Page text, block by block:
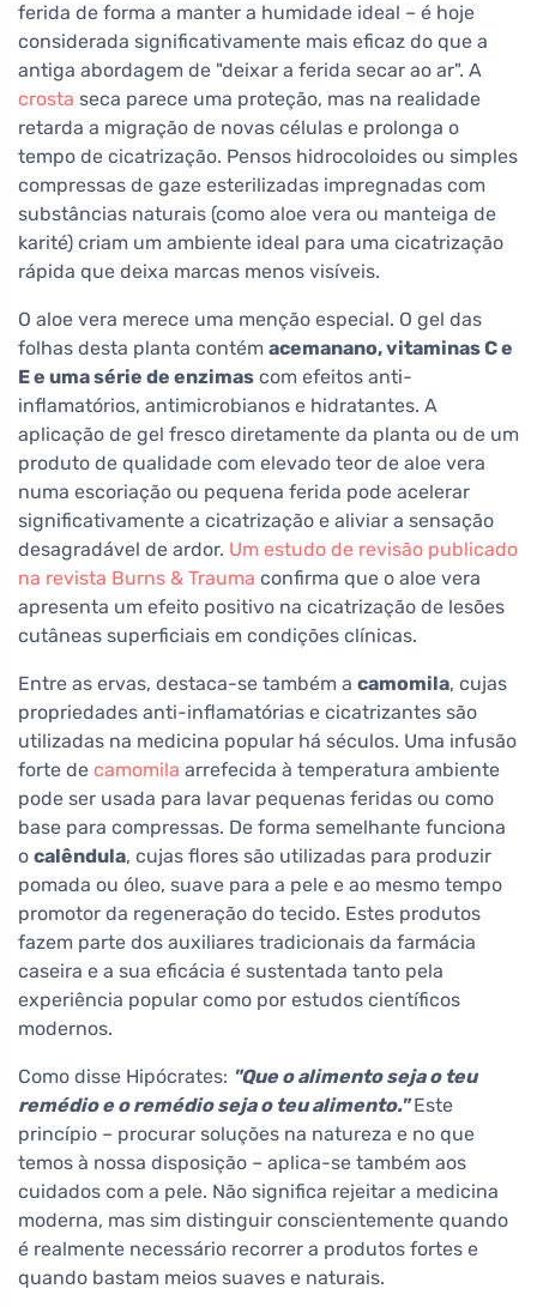
ferida de forma a manter a humidade ideal – é hoje
considerada significativamente mais eficaz do que a
antiga abordagem de "deixar a ferida secar ao ar". A
crosta seca parece uma proteção, mas na realidade
retarda a migração de novas células e prolonga o
tempo de cicatrização. Pensos hidrocoloides ou simples
compressas de gaze esterilizadas impregnadas com
substâncias naturais (como aloe vera ou manteiga de
karité) criam um ambiente ideal para uma cicatrização
rápida que deixa marcas menos visíveis.
O aloe vera merece uma menção especial. O gel das
folhas desta planta contém acemanano, vitaminas C e
E e uma série de enzimas com efeitos anti-
inflamatórios, antimicrobianos e hidratantes. A
aplicação de gel fresco diretamente da planta ou de um
produto de qualidade com elevado teor de aloe vera
numa escoriação ou pequena ferida pode acelerar
significativamente a cicatrização e aliviar a sensação
desagradável de ardor. Um estudo de revisão publicado
na revista Burns & Trauma confirma que o aloe vera
apresenta um efeito positivo na cicatrização de lesões
cutâneas superficiais em condições clínicas.
Entre as ervas, destaca-se também a camomila, cujas
propriedades anti-inflamatórias e cicatrizantes são
utilizadas na medicina popular há séculos. Uma infusão
forte de camomila arrefecida à temperatura ambiente
pode ser usada para lavar pequenas feridas ou como
base para compressas. De forma semelhante funciona
o calêndula, cujas flores são utilizadas para produzir
pomada ou óleo, suave para a pele e ao mesmo tempo
promotor da regeneração do tecido. Estes produtos
fazem parte dos auxiliares tradicionais da farmácia
caseira e a sua eficácia é sustentada tanto pela
experiência popular como por estudos científicos
modernos.
Como disse Hipócrates: "Que o alimento seja o teu
remédio e o remédio seja o teu alimento."Este
princípio – procurar soluções na natureza e no que
temos à nossa disposição – aplica-se também aos
cuidados com a pele. Não significa rejeitar a medicina
moderna, mas sim distinguir conscientemente quando
é realmente necessário recorrer a produtos fortes e
quando bastam meios suaves e naturais.